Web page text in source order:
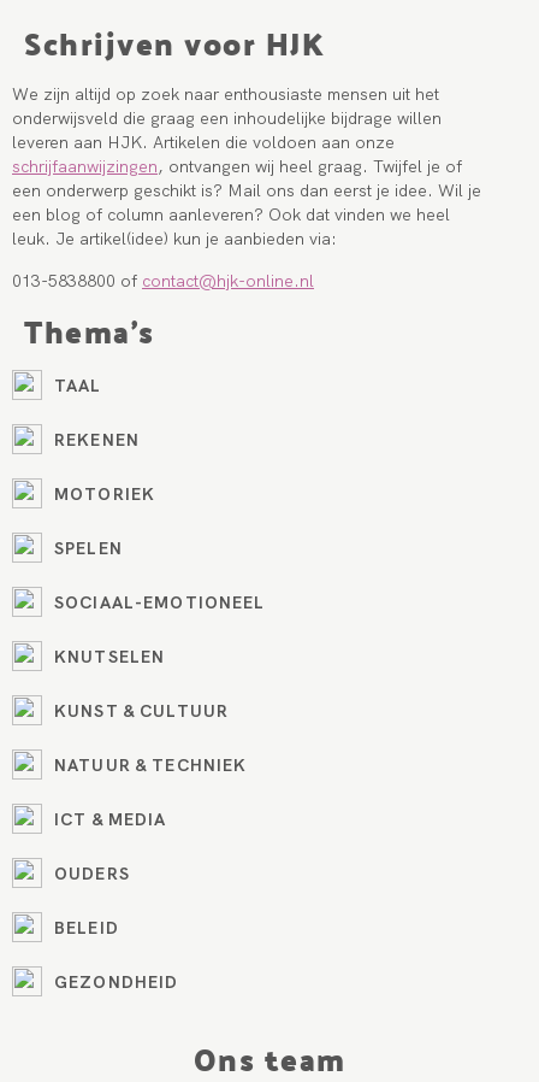
Schrijven voor HJK
We zijn altijd op zoek naar enthousiaste mensen uit het
onderwijsveld die graag een inhoudelijke bijdrage willen
leveren aan HJK. Artikelen die voldoen aan onze
schrijfaanwijzingen, ontvangen wij heel graag. Twijfel je of
een onderwerp geschikt is? Mail ons dan eerst je idee. Wil je
een blog of column aanleveren? Ook dat vinden we heel
leuk. Je artikel(idee) kun je aanbieden via:
013-5838800 of contact@hjk-online.nl
Thema's
TAAL
REKENEN
MOTORIEK
SPELEN
SOCIAAL-EMOTIONEEL
KNUTSELEN
KUNST & CULTUUR
NATUUR & TECHNIEK
ICT & MEDIA
OUDERS
BELEID
GEZONDHEID
Ons team